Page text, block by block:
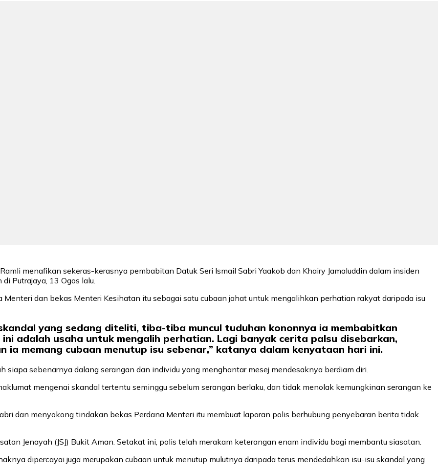
menafikan sekeras-kerasnya pembabitan Datuk Seri Ismail Sabri Yaakob dan Khairy Jamaluddin dalam insiden
Putrajaya, 13 Ogos lalu.
dan bekas Menteri Kesihatan itu sebagai satu cubaan jahat untuk mengalihkan perhatian rakyat daripada isu
yang sedang diteliti, tiba-tiba muncul tuduhan kononnya ia membabitkan
ini adalah usaha untuk mengalih perhatian. Lagi banyak cerita palsu disebarkan,
ia memang cubaan menutup isu sebenar,” katanya dalam kenyataan hari ini.
siapa sebenarnya dalang serangan dan individu yang menghantar mesej mendesaknya berdiam diri.
mengenai skandal tertentu seminggu sebelum serangan berlaku, dan tidak menolak kemungkinan serangan ke
dan menyokong tindakan bekas Perdana Menteri itu membuat laporan polis berhubung penyebaran berita tidak
Jenayah (JSJ) Bukit Aman. Setakat ini, polis telah merakam keterangan enam individu bagi membantu siasatan.
dipercayai juga merupakan cubaan untuk menutup mulutnya daripada terus mendedahkan isu-isu skandal yang